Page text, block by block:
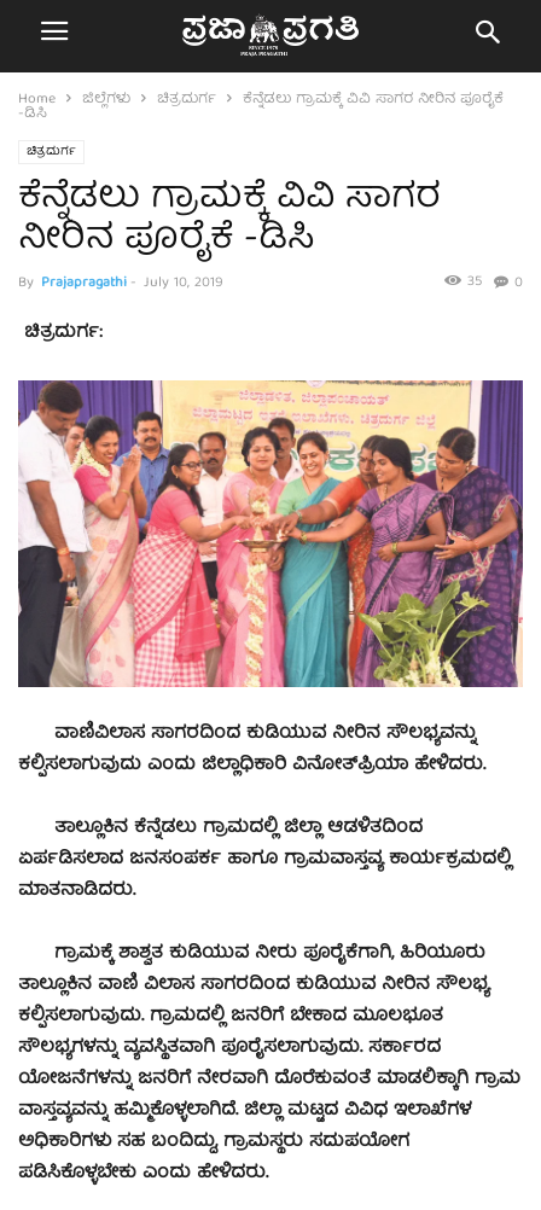
Home ಜಿಲ್ಲೆಗಳು ಚಿತ್ರದುರ್ಗ ಕೆನ್ನೆಡಲು ಗ್ರಾಮಕ್ಕೆ ವಿವಿ ಸಾಗರ ನೀರಿನ ಪೂರೈಕೆ
-ಡಿಸಿ
ಚಿತ್ರದುರ್ಗ
ಕೆನ್ನೆಡಲು ಗ್ರಾಮಕ್ಕೆ ವಿವಿ ಸಾಗರ
ನೀರಿನ ಪೂರೈಕೆ -ಡಿಸಿ
By Prajapragathi- July 10, 2019 0
35
ಚಿತ್ರದುರ್ಗ:
ವಾಣಿವಿಲಾಸ ಸಾಗರದಿಂದ ಕುಡಿಯುವ ನೀರಿನ ಸೌಲಭ್ಯವನ್ನು
ಕಲ್ಪಿಸಲಾಗುವುದು ಎಂದು ಜಿಲ್ಲಾಧಿಕಾರಿ ವಿನೋತ್‍ಪ್ರಿಯಾ ಹೇಳಿದರು.
ತಾಲ್ಲೂಕಿನ ಕೆನ್ನೆಡಲು ಗ್ರಾಮದಲ್ಲಿ ಜಿಲ್ಲಾ ಆಡಳಿತದಿಂದ
ಏರ್ಪಡಿಸಲಾದ ಜನಸಂಪರ್ಕ ಹಾಗೂ ಗ್ರಾಮವಾಸ್ತವ್ಯ ಕಾರ್ಯಕ್ರಮದಲ್ಲಿ
ಮಾತನಾಡಿದರು.
ಗ್ರಾಮಕ್ಕೆ ಶಾಶ್ವತ ಕುಡಿಯುವ ನೀರು ಪೂರೈಕೆಗಾಗಿ, ಹಿರಿಯೂರು
ತಾಲ್ಲೂಕಿನ ವಾಣಿ ವಿಲಾಸ ಸಾಗರದಿಂದ ಕುಡಿಯುವ ನೀರಿನ ಸೌಲಭ್ಯ
ಕಲ್ಪಿಸಲಾಗುವುದು. ಗ್ರಾಮದಲ್ಲಿ ಜನರಿಗೆ ಬೇಕಾದ ಮೂಲಭೂತ
ಸೌಲಭ್ಯಗಳನ್ನು ವ್ಯವಸ್ಥಿತವಾಗಿ ಪೂರೈಸಲಾಗುವುದು. ಸರ್ಕಾರದ
ಯೋಜನೆಗಳನ್ನು ಜನರಿಗೆ ನೇರವಾಗಿ ದೊರೆಕುವಂತೆ ಮಾಡಲಿಕ್ಕಾಗಿ ಗ್ರಾಮ
ವಾಸ್ತವ್ಯವನ್ನು ಹಮ್ಮಿಕೊಳ್ಳಲಾಗಿದೆ. ಜಿಲ್ಲಾ ಮಟ್ಟದ ವಿವಿಧ ಇಲಾಖೆಗಳ
ಅಧಿಕಾರಿಗಳು ಸಹ ಬಂದಿದ್ದು, ಗ್ರಾಮಸ್ಥರು ಸದುಪಯೋಗ
ಪಡಿಸಿಕೊಳ್ಳಬೇಕು ಎಂದು ಹೇಳಿದರು.